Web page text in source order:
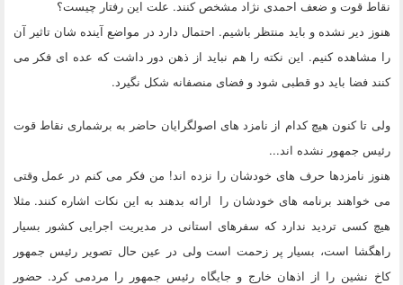
نقاط قوت و ضعف احمدی نژاد مشخص کنند. علت این رفتار چیست؟
هنوز دیر نشده و باید منتظر باشیم. احتمال دارد در مواضع آینده شان تاثیر آن
را مشاهده کنیم. این نکته را هم نباید از ذهن دور داشت که عده ای فکر می
کنند فضا باید دو قطبی شود و فضای منصفانه شکل نگیرد.
ولی تا کنون هیچ کدام از نامزد های اصولگرایان حاضر به برشماری نقاط قوت
رئیس جمهور نشده اند...
هنوز نامزدها حرف های خودشان را نزده اند! من فکر می کنم در عمل وقتی
می خواهند برنامه های خودشان را ارائه بدهند به این نکات اشاره کنند. مثلا
هیچ کسی تردید ندارد که سفرهای استانی در مدیریت اجرایی کشور بسیار
راهگشا است، بسیار پر زحمت است ولی در عین حال تصویر رئیس جمهور
کاخ نشین را از اذهان خارج و جایگاه رئیس جمهور را مردمی کرد. حضور